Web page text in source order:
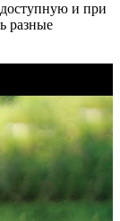
и при
разные